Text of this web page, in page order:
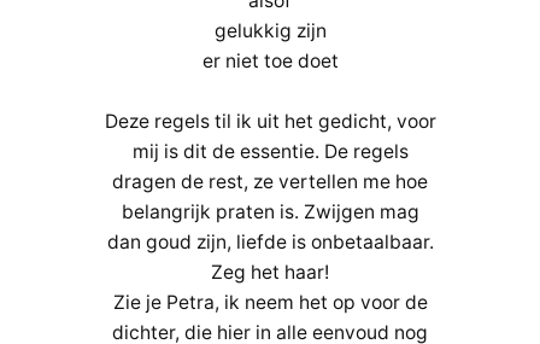
gelukkig zijn
er niet toe doet
Deze regels til ik uit het gedicht, voor
mij is dit de essentie. De regels
dragen de rest, ze vertellen me hoe
belangrijk praten is. Zwijgen mag
dan goud zijn, liefde is onbetaalbaar.
Zeg het haar!
Zie je Petra, ik neem het op voor de
dichter, die hier in alle eenvoud nog